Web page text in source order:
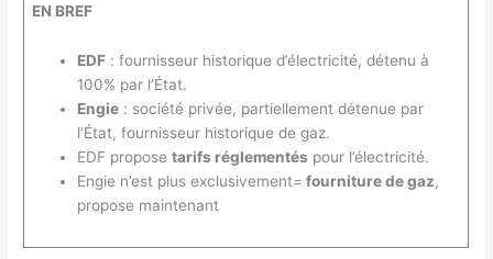
EN BREF
EDF: fournisseur historique d’électricité, détenu à
100% par l’État.
Engie: société privée, partiellement détenue par
l’État, fournisseur historique de gaz.
EDF propose tarifs réglementés pour l’électricité.
Engie n’est plus exclusivement= fourniture de gaz,
propose maintenant